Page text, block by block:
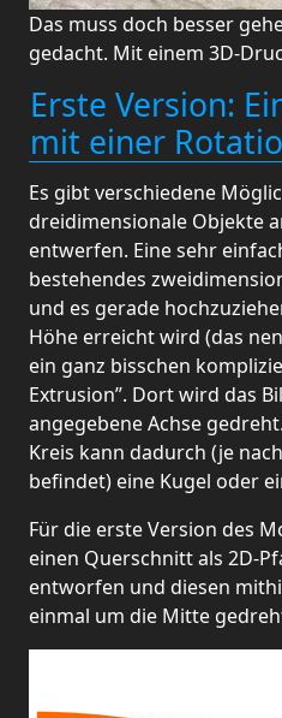
Das muss doch besser
gedacht. Mit einem 3D-
Erste Version:
mit einer
Es gibt verschiedene
dreidimensionale Objekte
entwerfen. Eine sehr
bestehendes
und es gerade
Höhe erreicht wird (das
ein ganz bisschen
Extrusion”. Dort wird das
angegebene Achse
Kreis kann dadurch (je
befindet) eine Kugel oder
Für die erste Version des
einen Querschnitt als 2D-
entworfen und diesen
einmal um die Mitte